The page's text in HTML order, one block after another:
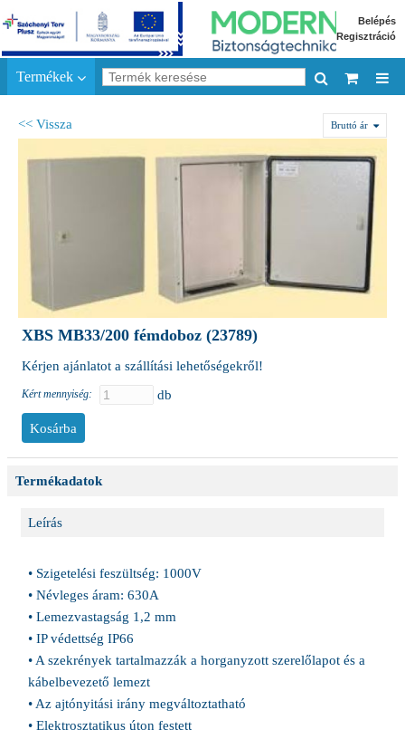
Belépés
Regisztráció
Termékek
<< Vissza Bruttó ár
XBS MB33/200 fémdoboz (23789)
Kérjen ajánlatot a szállítási lehetőségekről!
Kért mennyiség: db
Termékadatok
Leírás
• Szigetelési feszültség: 1000V
• Névleges áram: 630A
• Lemezvastagság 1,2 mm
• IP védettség IP66
• A szekrények tartalmazzák a horganyzott szerelőlapot és a
kábelbevezető lemezt
• Az ajtónyitási irány megváltoztatható
• Elektrosztatikus úton festett